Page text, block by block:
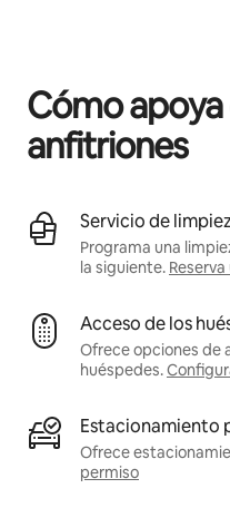
Cómo
anfitriones
Servicio de
Programa una
la siguiente.
Acceso de los
Ofrece opciones de
huéspedes.
Estacionamiento
Ofrece
permiso